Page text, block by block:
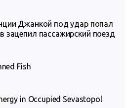
Джанкой под удар попал
зацепил пассажирский поезд
Fish
in Occupied Sevastopol